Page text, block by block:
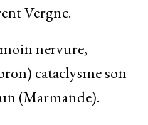
Vergne.
nervure,
cataclysme son
(Marmande).